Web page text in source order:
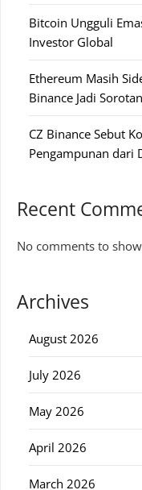
Bitcoin Ungguli
Investor Global
Ethereum Masih
Binance Jadi Sorotan
CZ Binance Sebut
Pengampunan dari
Recent
No comments to
Archives
August 2026
July 2026
May 2026
April 2026
March 2026